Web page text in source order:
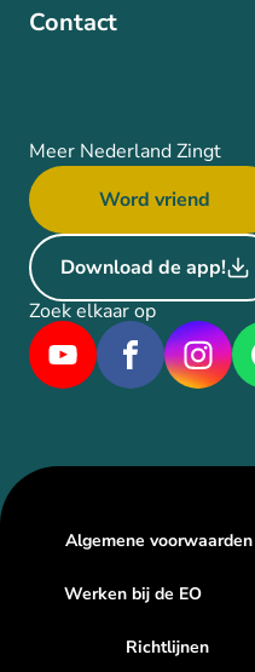
Contact
Meer Nederland Zingt
Word vriend
Download de app!
Zoek elkaar op
Algemene voorwaarden
Werken bij de EO
Richtlijnen